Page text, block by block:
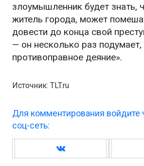
злоумышленник будет знать,
житель города, может
довести до конца свой
— он несколько раз
противоправное деяние».
Источник: TLT.ru
Для комментирования
соц-сеть: